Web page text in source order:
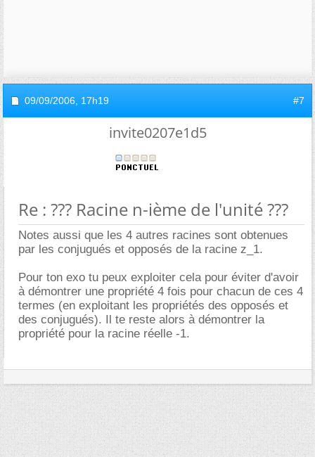
09/09/2006, 17h19 #7
invite0207e1d5
Re : ??? Racine n-ième de l'unité ???
Notes aussi que les 4 autres racines sont obtenues
par les conjugués et opposés de la racine z_1.
Pour ton exo tu peux exploiter cela pour éviter d'avoir
à démontrer une propriété 4 fois pour chacun de ces 4
termes (en exploitant les propriétés des opposés et
des conjugués). Il te reste alors à démontrer la
propriété pour la racine réelle -1.